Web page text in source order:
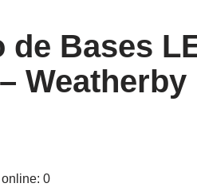
de Bases
Weatherby
0